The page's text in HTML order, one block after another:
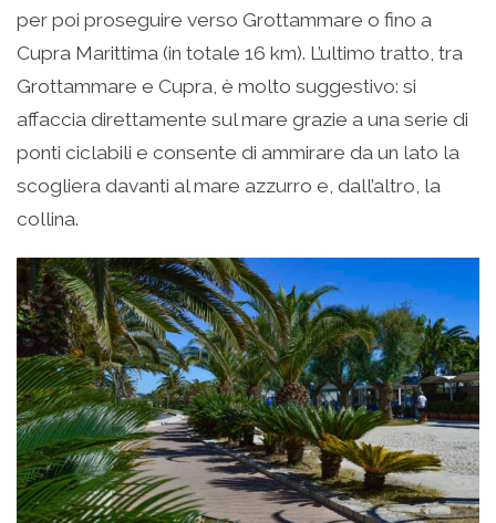
per poi proseguire verso Grottammare o fino a
Cupra Marittima (in totale 16 km). L’ultimo tratto, tra
Grottammare e Cupra, è molto suggestivo: si
affaccia direttamente sul mare grazie a una serie di
ponti ciclabili e consente di ammirare da un lato la
scogliera davanti al mare azzurro e, dall’altro, la
collina.